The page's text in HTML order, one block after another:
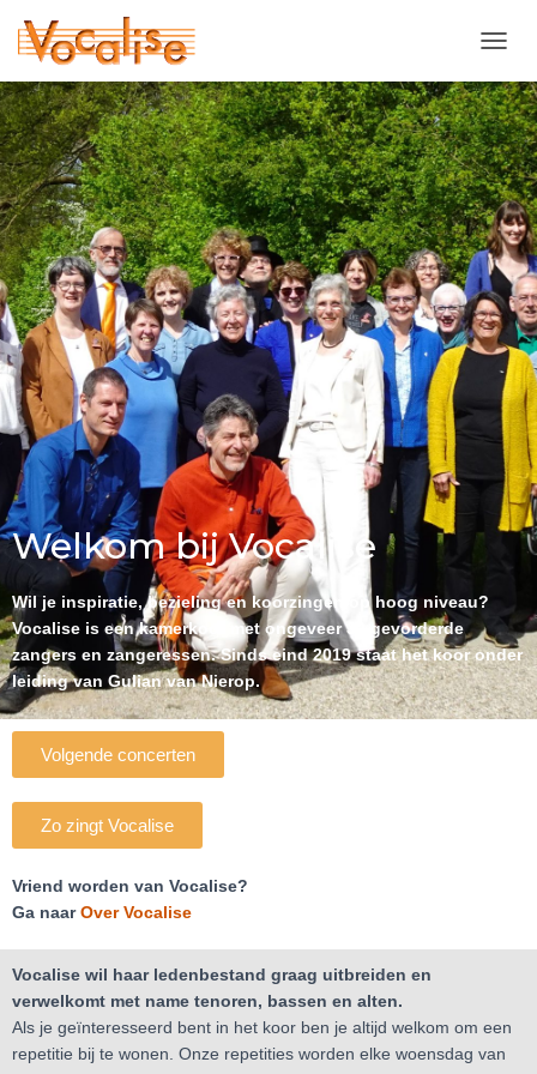
O
G
G
L
E
N
A
V
I
A
T
I
E
Welkom bij Vocalise
Wil je inspiratie, bezieling en koorzingen op hoog niveau?
Vocalise is een kamerkoor met ongeveer 30 gevorderde
zangers en zangeressen. Sinds eind 2019 staat het koor onder
leiding van Gulian van Nierop.
Volgende concerten
Zo zingt Vocalise
Vriend worden van Vocalise?
Ga naarOver Vocalise
Vocalise wil haar ledenbestand graag uitbreiden en
verwelkomt met name tenoren, bassen en alten.
Als je geïnteresseerd bent in het koor ben je altijd welkom om een
repetitie bij te wonen. Onze repetities worden elke woensdag van